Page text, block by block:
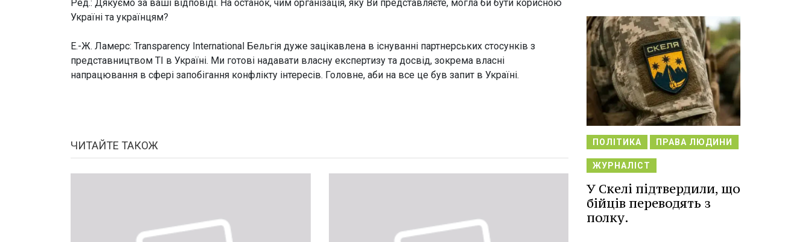
Ред.: Дякуємо за ваші відповіді. На останок, чим організація, яку Ви представляєте, могла би бути корисною
Україні та українцям?
Е.-Ж. Ламерс: Transparency International Бельгія дуже зацікавлена в існуванні партнерських стосунків з
представництвом ТІ в Україні. Ми готові надавати власну експертизу та досвід, зокрема власні
напрацювання в сфері запобігання конфлікту інтересів. Головне, аби на все це був запит в Україні.
ЧИТАЙТЕ ТАКОЖ ПОЛІТИКА ПРАВА ЛЮДИНИ
ЖУРНАЛІСТ
У Скелі підтвердили, що
бійців переводять з
полку.